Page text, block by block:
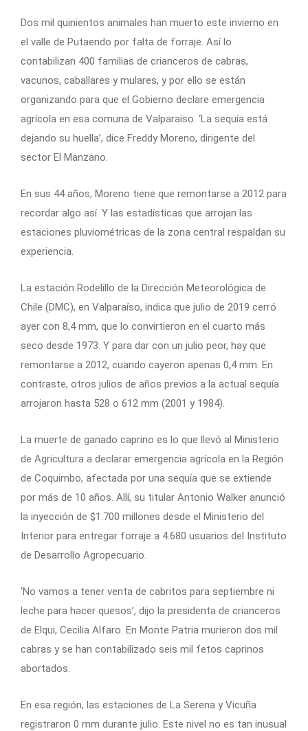
Dos mil quinientos animales han muerto este invierno en
el valle de Putaendo por falta de forraje. Así lo
contabilizan 400 familias de crianceros de cabras,
vacunos, caballares y mulares, y por ello se están
organizando para que el Gobierno declare emergencia
agrícola en esa comuna de Valparaíso. ‘La sequía está
dejando su huella’, dice Freddy Moreno, dirigente del
sector El Manzano.
En sus 44 años, Moreno tiene que remontarse a 2012 para
recordar algo así. Y las estadísticas que arrojan las
estaciones pluviométricas de la zona central respaldan su
experiencia.
La estación Rodelillo de la Dirección Meteorológica de
Chile (DMC), en Valparaíso, indica que julio de 2019 cerró
ayer con 8,4 mm, que lo convirtieron en el cuarto más
seco desde 1973. Y para dar con un julio peor, hay que
remontarse a 2012, cuando cayeron apenas 0,4 mm. En
contraste, otros julios de años previos a la actual sequía
arrojaron hasta 528 o 612 mm (2001 y 1984).
La muerte de ganado caprino es lo que llevó al Ministerio
de Agricultura a declarar emergencia agrícola en la Región
de Coquimbo, afectada por una sequía que se extiende
por más de 10 años. Allí, su titular Antonio Walker anunció
la inyección de $1.700 millones desde el Ministerio del
Interior para entregar forraje a 4.680 usuarios del Instituto
de Desarrollo Agropecuario.
‘No vamos a tener venta de cabritos para septiembre ni
leche para hacer quesos’, dijo la presidenta de crianceros
de Elqui, Cecilia Alfaro. En Monte Patria murieron dos mil
cabras y se han contabilizado seis mil fetos caprinos
abortados.
En esa región, las estaciones de La Serena y Vicuña
registraron 0 mm durante julio. Este nivel no es tan inusual